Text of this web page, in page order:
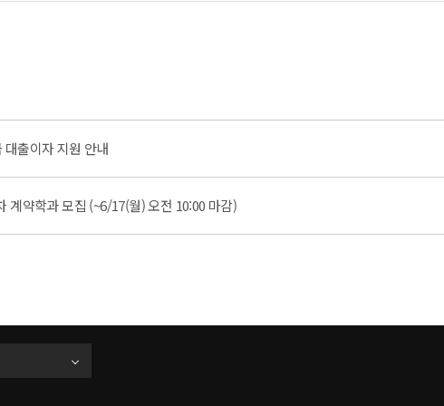
출이자 지원 안내
계약학과 모집 (~6/17(월) 오전 10:00 마감)